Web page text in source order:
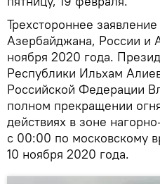
Трехстороннее
Азербайджана, России и
ноября 2020 года.
Республики Ильхам
Российской Федерации
полном прекращении
действиях в зоне
с 00:00 по московскому
10 ноября 2020 года.